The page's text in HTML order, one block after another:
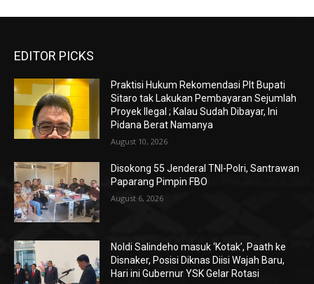
EDITOR PICKS
Praktisi Hukum Rekomendasi Plt Bupati
Sitaro tak Lakukan Pembayaran Sejumlah
Proyek Ilegal ; Kalau Sudah Dibayar, Ini
Pidana Berat Namanya
August 10, 2026
Disokong 55 Jenderal TNI-Polri, Santrawan
Paparang Pimpin FBO
August 6, 2026
Noldi Salindeho masuk ‘Kotak’, Paath ke
Disnaker, Posisi Diknas Diisi Wajah Baru,
Hari ini Gubernur YSK Gelar Rotasi